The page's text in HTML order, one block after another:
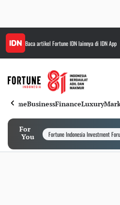
Baca artikel Fortune IDNlainnya di IDN App
HomeBusinessFinanceLuxury
For
You
Fortune Indonesia Investment